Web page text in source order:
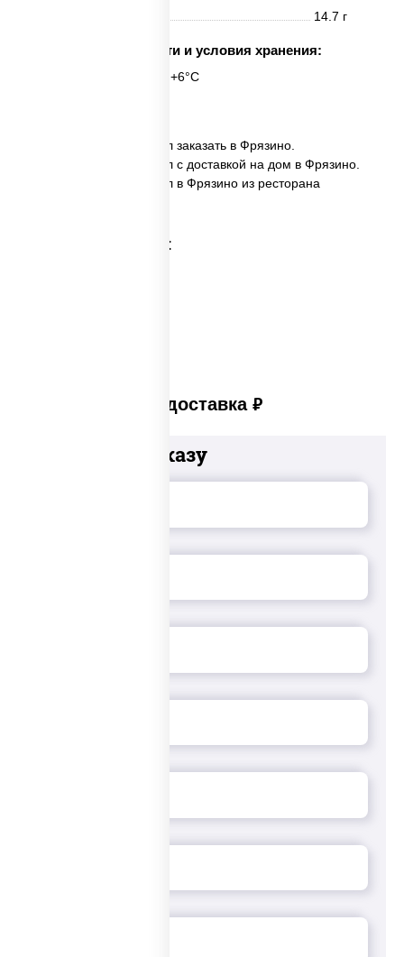
14.7 г
Срок годности и условия хранения:
6 часов при t° от +2°C до +6°C
✅ Филадельфия хит ролл заказать в Фрязино.
✅ Филадельфия хит ролл с доставкой на дом в Фрязино.
✅ Филадельфия хит ролл в Фрязино из ресторана
Категории товара:
Платная доставка руб
Добавьте к заказу